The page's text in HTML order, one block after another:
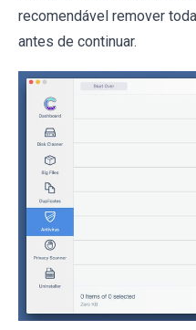
recomendável remover
antes de continuar.